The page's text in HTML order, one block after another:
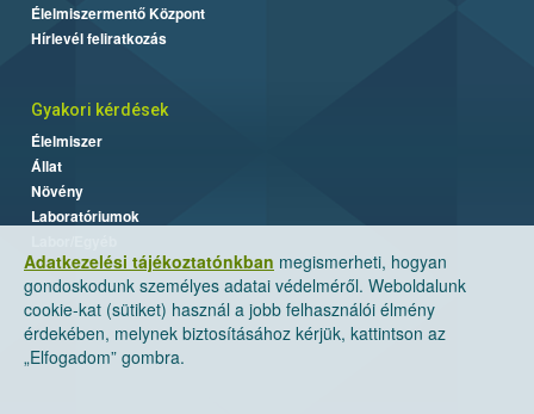
Adatkezelési tájékoztatónkban megismerheti, hogyan
gondoskodunk személyes adatai védelméről. Weboldalunk
cookie-kat (sütiket) használ a jobb felhasználói élmény
érdekében, melynek biztosításához kérjük, kattintson az
„Elfogadom” gombra.
Élelmiszermentő Központ
Hírlevél feliratkozás
Gyakori kérdések
Élelmiszer
Állat
Növény
Laboratóriumok